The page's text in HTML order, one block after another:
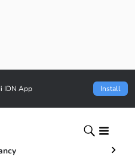
IDN App Install